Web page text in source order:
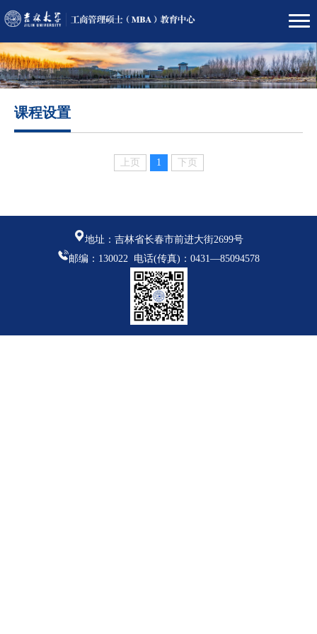
课程设置
上页 1 下页
地址：吉林省长春市前进大街2699号
邮编：130022 电话(传真)：0431—85094578